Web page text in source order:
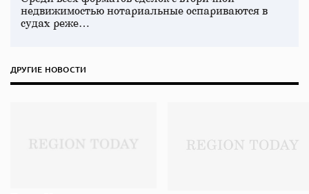
недвижимостью нотариальные оспариваются в
судах реже…
ДРУГИЕ НОВОСТИ